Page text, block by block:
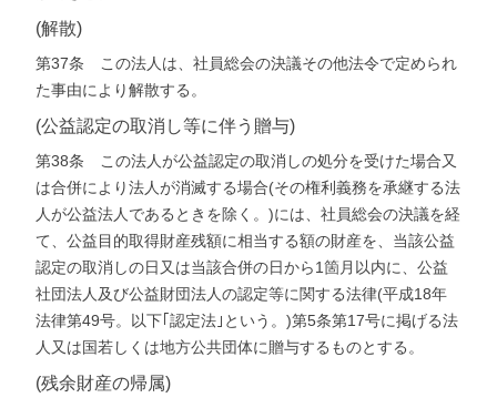
(解散)
第37条 この法人は、社員総会の決議その他法令で定められ
た事由により解散する。
(公益認定の取消し等に伴う贈与)
第38条 この法人が公益認定の取消しの処分を受けた場合又
は合併により法人が消滅する場合(その権利義務を承継する法
人が公益法人であるときを除く。)には、社員総会の決議を経
て、公益目的取得財産残額に相当する額の財産を、当該公益
認定の取消しの日又は当該合併の日から1箇月以内に、公益
社団法人及び公益財団法人の認定等に関する法律(平成18年
法律第49号。以下｢認定法｣という。)第5条第17号に掲げる法
人又は国若しくは地方公共団体に贈与するものとする。
(残余財産の帰属)